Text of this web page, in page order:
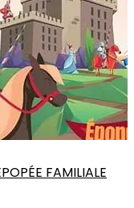
FAMILIALE